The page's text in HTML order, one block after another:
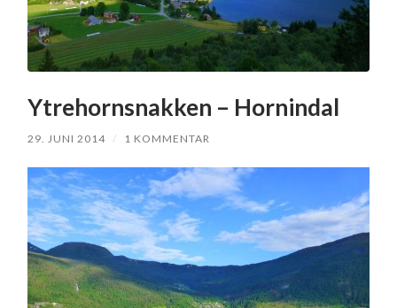
Ytrehornsnakken – Hornindal
29. JUNI 2014 / 1 KOMMENTAR